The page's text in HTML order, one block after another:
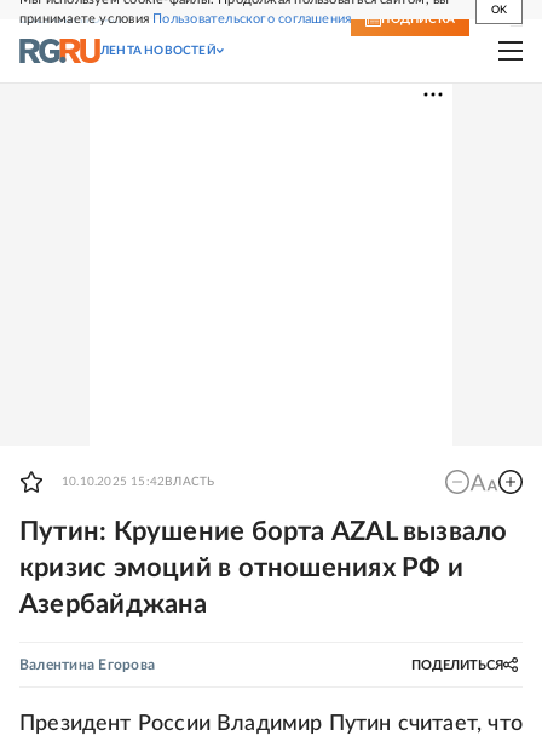
принимаете условия Пользовательского соглашения
OK
СВЕЖИЙ НОМЕР ПОДПИСКА
ЛЕНТА НОВОСТЕЙ
10.10.2025 15:42 ВЛАСТЬ
Путин: Крушение борта AZAL вызвало
кризис эмоций в отношениях РФ и
Азербайджана
Валентина Егорова ПОДЕЛИТЬСЯ
Президент России Владимир Путин считает, что